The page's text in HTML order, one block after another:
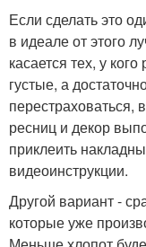
Если сделать это
в идеале от этого
касается тех, у
густые, а
перестраховаться,
ресниц и декор
приклеить
видеоинструкции.
Другой вариант -
которые уже